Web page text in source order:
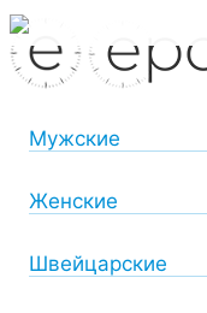
Мужские
Женские
Швейцарские